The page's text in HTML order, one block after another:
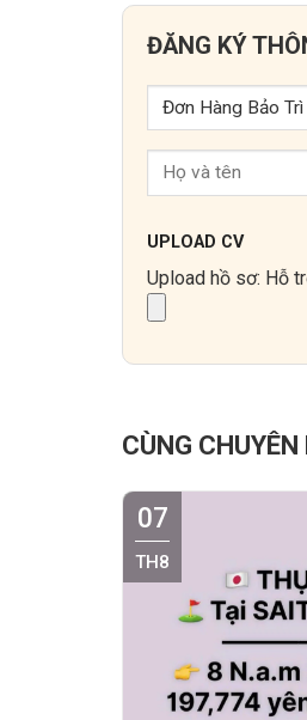
ĐĂNG KÝ
UPLOAD CV
Upload hồ sơ: Hỗ
CÙNG
07
TH8